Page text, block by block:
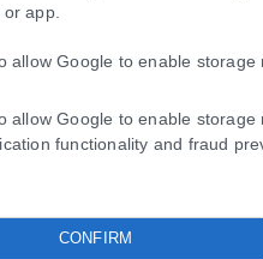
app.
allow Google to enable storage
allow Google to enable
functionality and fraud
CONFIRM
βρέθηκε – Ανήκει
σε προχωρημένη σήψη, το
στη Σίνδο